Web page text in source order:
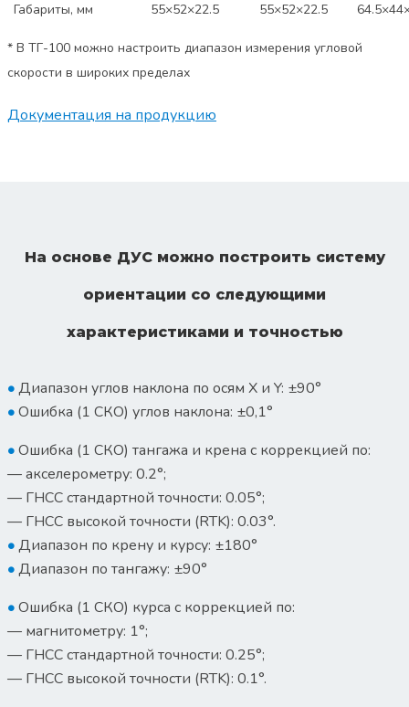
Габариты, мм
55×52×22.5 55×52×22.5
* В ТГ-100 можно настроить диапазон измерения угловой
скорости в широких пределах
Документация на продукцию
На основе ДУС можно построить систему
ориентации со следующими
характеристиками и точностью
•Диапазон углов наклона по осям Х и Y: ±90°
•Ошибка (1 СКО) углов наклона: ±0,1°
•Ошибка (1 СКО) тангажа и крена с коррекцией по:
— акселерометру: 0.2°;
— ГНСС стандартной точности: 0.05°;
— ГНСС высокой точности (RTK): 0.03°.
•Диапазон по крену и курсу: ±180°
•Диапазон по тангажу: ±90°
•Ошибка (1 СКО) курса с коррекцией по:
— магнитометру: 1°;
— ГНСС стандартной точности: 0.25°;
— ГНСС высокой точности (RTK): 0.1°.